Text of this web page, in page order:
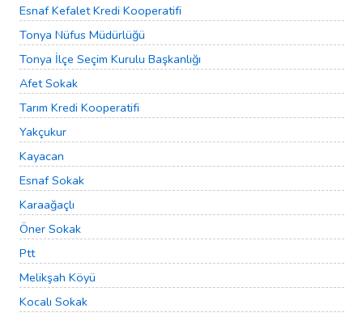
Esnaf Kefalet Kredi Kooperatifi
Tonya Nüfus Müdürlüğü
Tonya İlçe Seçim Kurulu Başkanlığı
Afet Sokak
Tarım Kredi Kooperatifi
Yakçukur
Kayacan
Esnaf Sokak
Karaağaçlı
Öner Sokak
Ptt
Melikşah Köyü
Kocalı Sokak